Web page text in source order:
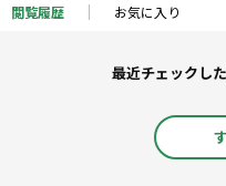
閲覧履歴 お気に入り
最近チェックし